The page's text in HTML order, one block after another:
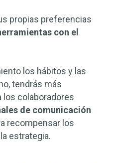
propias preferencias
con el
los hábitos y las
tendrás más
los colaboradores
de comunicación
recompensar los
estrategia.